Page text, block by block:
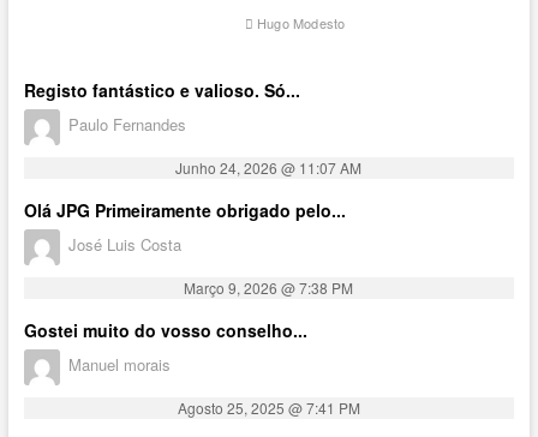
Hugo Modesto
Registo fantástico e valioso. Só...
Paulo Fernandes
Junho 24, 2026 @ 11:07 AM
Olá JPG Primeiramente obrigado pelo...
José Luis Costa
Março 9, 2026 @ 7:38 PM
Gostei muito do vosso conselho...
Manuel morais
Agosto 25, 2025 @ 7:41 PM